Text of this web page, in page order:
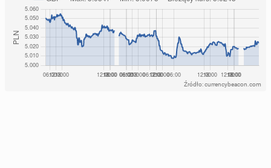
Źródło: currencybeacon.com